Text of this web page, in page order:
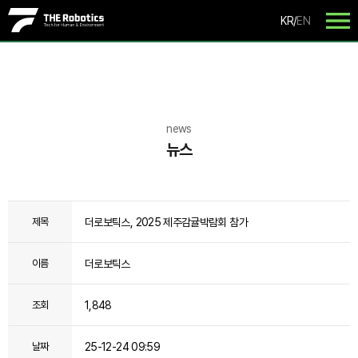
KR/EN
news
뉴스
제목 더로보틱스, 2025 제주감귤박람회 참가
이름 더로보틱스
조회 1,848
날짜 25-12-24 09:59